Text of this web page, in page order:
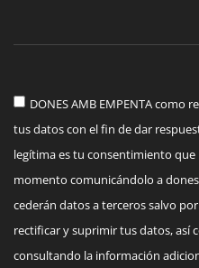
DONES AMB EMPENTA
tus datos con el fin de dar
legítima es tu consentimiento
momento comunicándolo a
cederán datos a terceros salvo
rectificar y suprimir tus datos, así
consultando la información